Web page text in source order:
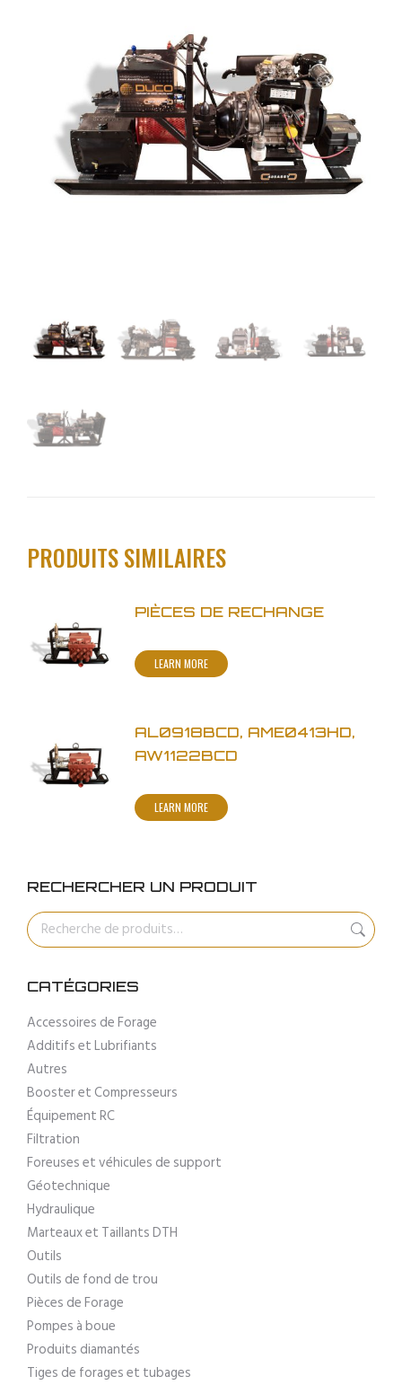
PRODUITS SIMILAIRES
PIÈCES DE RECHANGE
LEARN MORE
AL0918BCD, AME0413HD,
AW1122BCD
LEARN MORE
RECHERCHER UN PRODUIT
CATÉGORIES
Accessoires de Forage
Additifs et Lubrifiants
Autres
Booster et Compresseurs
Équipement RC
Filtration
Foreuses et véhicules de support
Géotechnique
Hydraulique
Marteaux et Taillants DTH
Outils
Outils de fond de trou
Pièces de Forage
Pompes à boue
Produits diamantés
Tiges de forages et tubages